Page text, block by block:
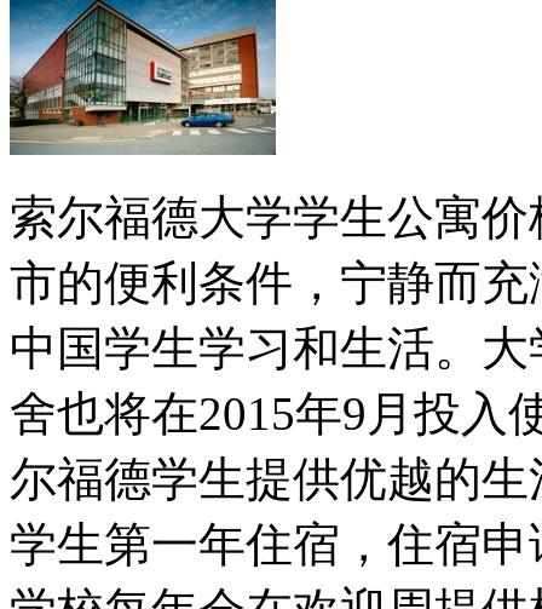
索尔福德大学学生公寓
市的便利条件，宁静而
中国学生学习和生活。
舍也将在2015年9月投入
尔福德学生提供优越的
学生第一年住宿，住宿